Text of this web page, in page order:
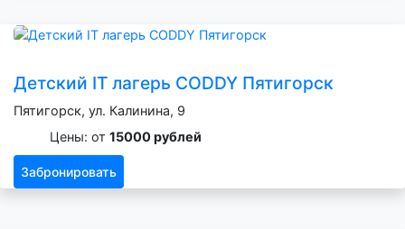
Детский IT лагерь CODDY Пятигорск
Пятигорск, ул. Калинина, 9
Цены: от 15000 рублей
Забронировать